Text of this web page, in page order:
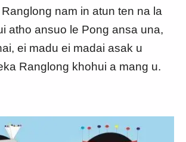
nam in atun ten na la
atho ansuo le Pong ansa una,
ei madu ei madai asak u
Ranglong khohui a mang u.